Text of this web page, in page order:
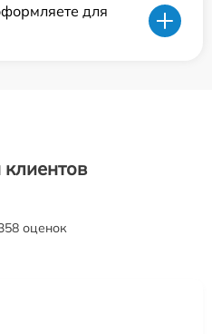
для
оценок